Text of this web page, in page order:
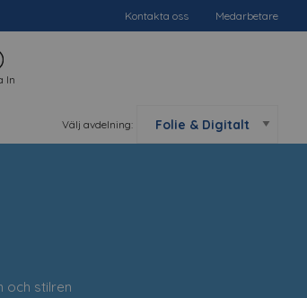
Kontakta oss Medarbetare
In
Välj avdelning:
och stilren